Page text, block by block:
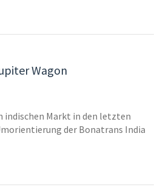
Wagon
indischen Markt in den letzten
der Bonatrans India